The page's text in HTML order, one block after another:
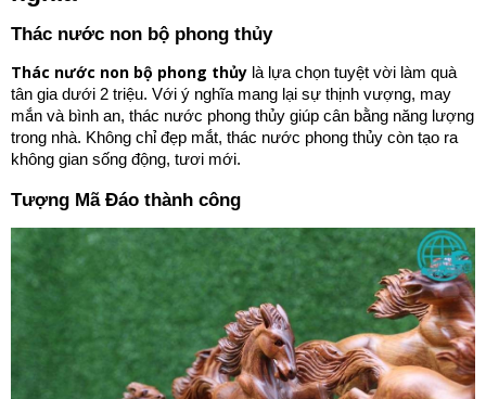
Thác nước non bộ phong thủy
Thác nước non bộ phong thủy là lựa chọn tuyệt vời làm quà
tân gia dưới 2 triệu. Với ý nghĩa mang lại sự thịnh vượng, may
mắn và bình an, thác nước phong thủy giúp cân bằng năng lượng
trong nhà. Không chỉ đẹp mắt, thác nước phong thủy còn tạo ra
không gian sống động, tươi mới.
Tượng Mã Đáo thành công